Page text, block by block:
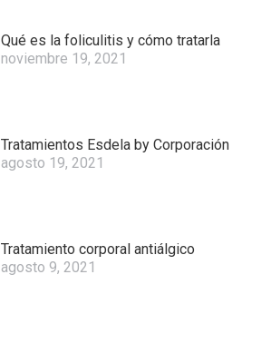
Qué es la foliculitis y cómo tratarla
noviembre 19, 2021
Tratamientos Esdela by Corporación
agosto 19, 2021
Tratamiento corporal antiálgico
agosto 9, 2021